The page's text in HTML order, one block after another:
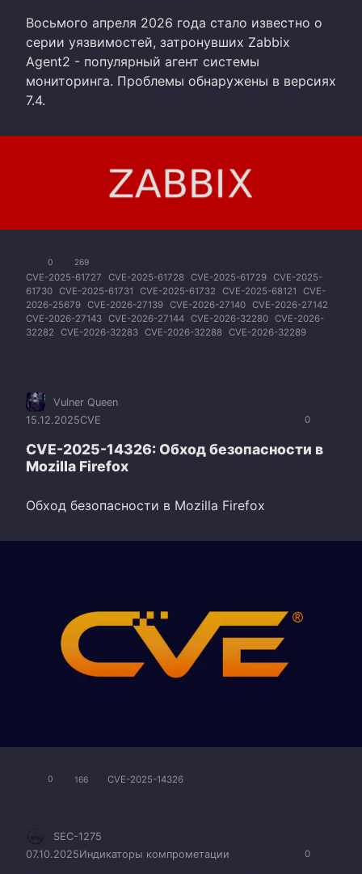
Восьмого апреля 2026 года стало известно о
серии уязвимостей, затронувших Zabbix
Agent2 - популярный агент системы
мониторинга. Проблемы обнаружены в версиях
7.4.
0 269
CVE-2025-61727 CVE-2025-61728 CVE-2025-61729 CVE-2025-
61730 CVE-2025-61731 CVE-2025-61732 CVE-2025-68121
CVE-
2026-25679 CVE-2026-27139 CVE-2026-27140 CVE-2026-27142
CVE-2026-27143 CVE-2026-27144 CVE-2026-32280 CVE-2026-
32282
CVE-2026-32283 CVE-2026-32288 CVE-2026-32289
0
Vulner Queen
15.12.2025CVE
CVE-2025-14326: Обход безопасности в
Mozilla Firefox
Обход безопасности в Mozilla Firefox
0 166 CVE-2025-14326
0
SEC-1275
07.10.2025Индикаторы компрометации